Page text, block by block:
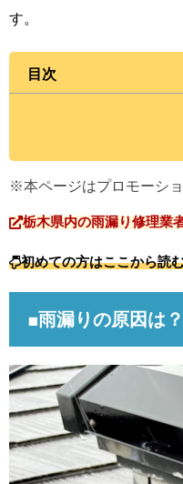
す。
目次
※本ページはプロモーシ
栃木県内の雨漏り修理業
初めての方はここから読
■雨漏りの原因は？